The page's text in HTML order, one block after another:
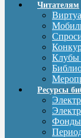
Читателям
Клубы
Ресурсы
Фонды